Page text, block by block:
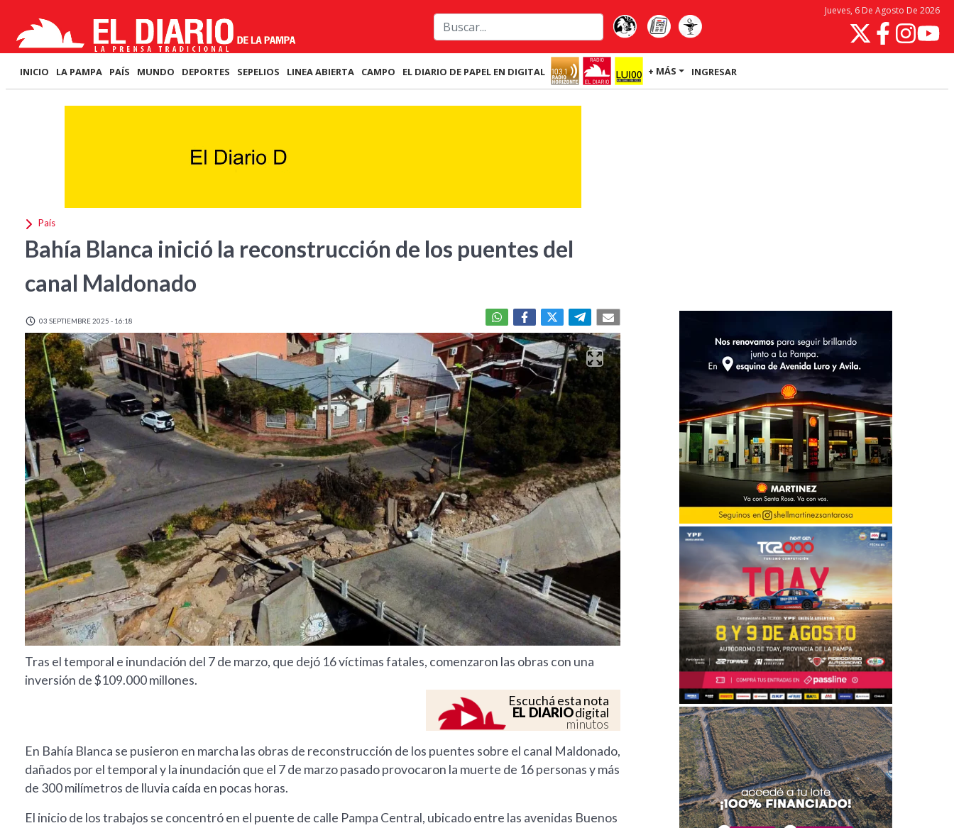
Jueves, 6 De Agosto De 2026
INICIO LA PAMPA PAÍS MUNDO DEPORTES SEPELIOS LINEA ABIERTA CAMPO EL DIARIO DE PAPEL EN DIGITAL + MÁS INGRESAR
País
Bahía Blanca inició la reconstrucción de los puentes del
canal Maldonado
03 SEPTIEMBRE 2025 - 16:18
Tras el temporal e inundación del 7 de marzo, que dejó 16 víctimas fatales, comenzaron las obras con una
inversión de $109.000 millones.
Escuchá esta nota
EL DIARIOdigital
minutos
En Bahía Blanca se pusieron en marcha las obras de reconstrucción de los puentes sobre el canal Maldonado,
dañados por el temporal y la inundación que el 7 de marzo pasado provocaron la muerte de 16 personas y más
de 300 milímetros de lluvia caída en pocas horas.
El inicio de los trabajos se concentró en el puente de calle Pampa Central, ubicado entre las avenidas Buenos